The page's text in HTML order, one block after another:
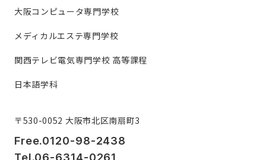
大阪コンピュータ専門学校
メディカルエステ専門学校
関西テレビ電気専門学校 高等課程
日本語学科
〒530-0052 大阪市北区南扇町3
Free.0120-98-2438
Tel.06-6314-0261